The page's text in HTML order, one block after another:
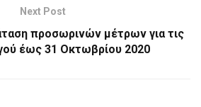
Next Post
προσωρινών μέτρων για τις
έως 31 Οκτωβρίου 2020